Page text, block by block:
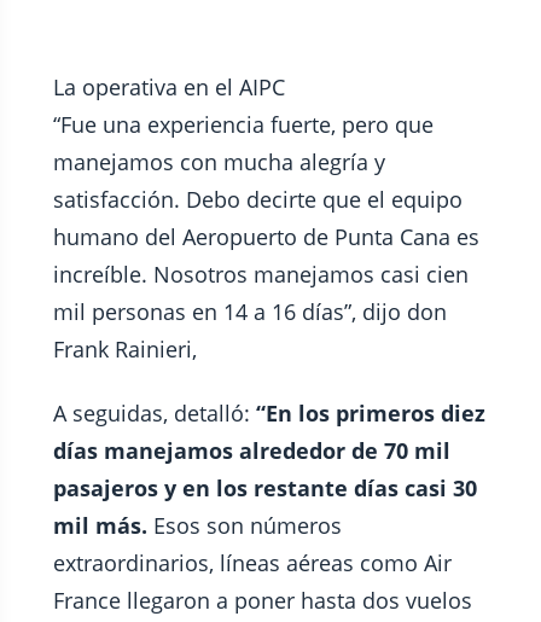
La operativa en el AIPC
“Fue una experiencia fuerte, pero que
manejamos con mucha alegría y
satisfacción. Debo decirte que el equipo
humano del Aeropuerto de Punta Cana es
increíble. Nosotros manejamos casi cien
mil personas en 14 a 16 días”, dijo don
Frank Rainieri,
A seguidas, detalló: “En los primeros diez
días manejamos alrededor de 70 mil
pasajeros y en los restante días casi 30
mil más. Esos son números
extraordinarios, líneas aéreas como Air
France llegaron a poner hasta dos vuelos